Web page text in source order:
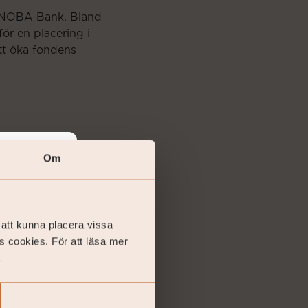
Om
kunna placera vissa
cookies. För att läsa mer
Bank. Bland
en placering i
öka fondens
that